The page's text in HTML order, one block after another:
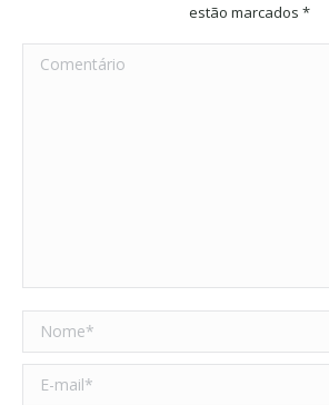
estão marcados *
Comentário
Nome *
E-mail *